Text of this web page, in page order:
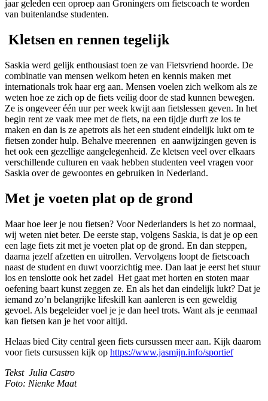
jaar geleden een oproep aan Groningers om fietscoach te worden
van buitenlandse studenten.
Kletsen en rennen tegelijk
Saskia werd gelijk enthousiast toen ze van Fietsvriend hoorde. De
combinatie van mensen welkom heten en kennis maken met
internationals trok haar erg aan. Mensen voelen zich welkom als ze
weten hoe ze zich op de fiets veilig door de stad kunnen bewegen.
Ze is ongeveer één uur per week kwijt aan fietslessen geven. In het
begin rent ze vaak mee met de fiets, na een tijdje durft ze los te
maken en dan is ze apetrots als het een student eindelijk lukt om te
fietsen zonder hulp. Behalve meerennen en aanwijzingen geven is
het ook een gezellige aangelegenheid. Ze kletsen veel over elkaars
verschillende culturen en vaak hebben studenten veel vragen voor
Saskia over de gewoontes en gebruiken in Nederland.
Met je voeten plat op de grond
Maar hoe leer je nou fietsen? Voor Nederlanders is het zo normaal,
wij weten niet beter. De eerste stap, volgens Saskia, is dat je op een
een lage fiets zit met je voeten plat op de grond. En dan steppen,
daarna jezelf afzetten en uitrollen. Vervolgens loopt de fietscoach
naast de student en duwt voorzichtig mee. Dan laat je eerst het stuur
los en tenslotte ook het zadel Het gaat met horten en stoten maar
oefening baart kunst zeggen ze. En als het dan eindelijk lukt? Dat je
iemand zo’n belangrijke lifeskill kan aanleren is een geweldig
gevoel. Als begeleider voel je je dan heel trots. Want als je eenmaal
kan fietsen kan je het voor altijd.
Helaas bied City central geen fiets cursussen meer aan. Kijk daarom
voor fiets cursussen kijk op https://www.jasmijn.info/sportief
Tekst Julia Castro
Foto: Nienke Maat